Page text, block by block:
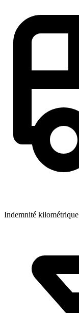
Indemnité kilométrique